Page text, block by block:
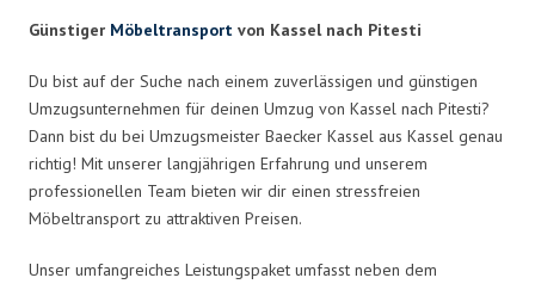
Günstiger Möbeltransport von Kassel nach Pitesti
Du bist auf der Suche nach einem zuverlässigen und günstigen
Umzugsunternehmen für deinen Umzug von Kassel nach Pitesti?
Dann bist du bei Umzugsmeister Baecker Kassel aus Kassel genau
richtig! Mit unserer langjährigen Erfahrung und unserem
professionellen Team bieten wir dir einen stressfreien
Möbeltransport zu attraktiven Preisen.
Unser umfangreiches Leistungspaket umfasst neben dem